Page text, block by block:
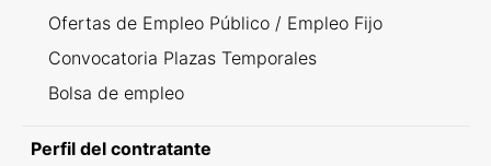
Ofertas de Empleo Público / Empleo Fijo
Convocatoria Plazas Temporales
Bolsa de empleo
Perfil del contratante